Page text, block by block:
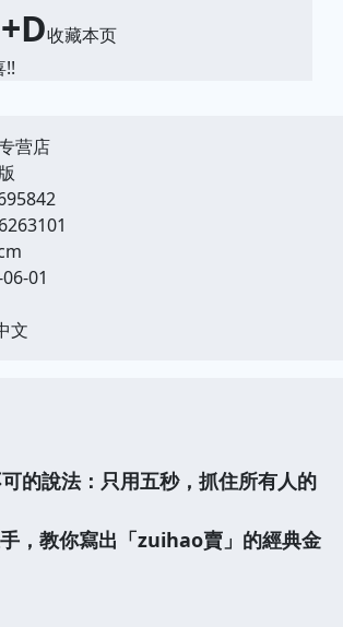
收藏本页
!!
营店
01
文
的說法：只用五秒，抓住所有人的
，教你寫出「zuihao賣」的經典金